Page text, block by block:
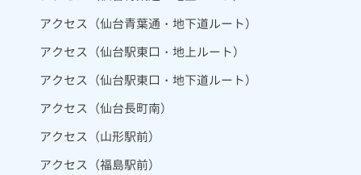
アクセス（仙台青葉通・地下道ルート）
アクセス（仙台駅東口・地上ルート）
アクセス（仙台駅東口・地下道ルート）
アクセス（仙台長町南）
アクセス（山形駅前）
アクセス（福島駅前）